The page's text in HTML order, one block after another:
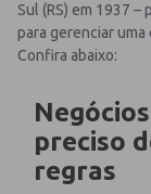
Sul (RS) em 1937
para gerenciar
Confira abaixo:
preciso
regras